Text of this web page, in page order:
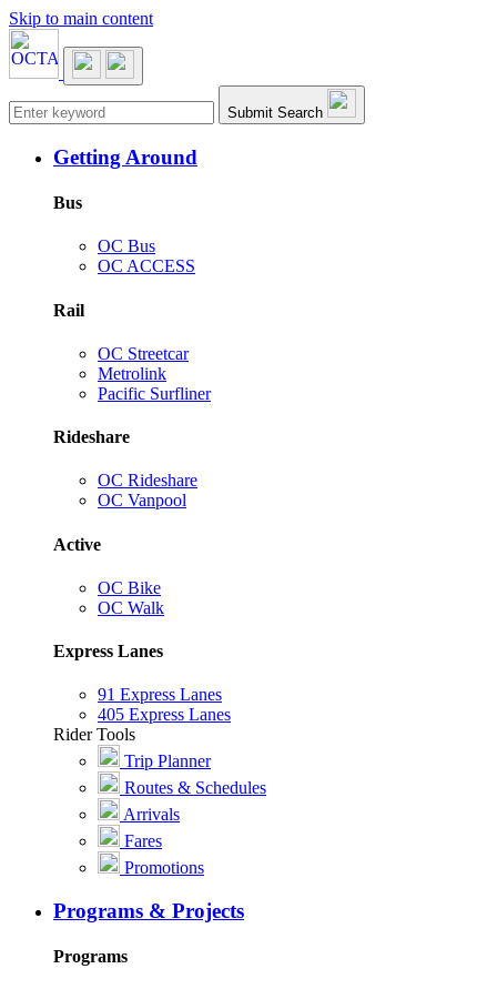
Skip to main content
Main navigation Submit Search
Getting Around
Bus
OC Bus
OC ACCESS
Rail
OC Streetcar
Metrolink
Pacific Surfliner
Rideshare
OC Rideshare
OC Vanpool
Active
OC Bike
OC Walk
Express Lanes
91 Express Lanes
405 Express Lanes
Rider Tools
Trip Planner
Routes & Schedules
Arrivals
Fares
Promotions
Programs & Projects
Programs